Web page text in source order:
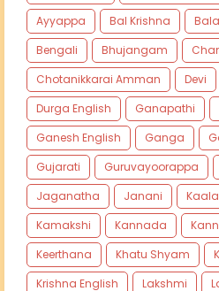
Ayyappa
Bal Krishna
Bengali
Bhujangam
Chotanikkarai Amman
Devi
Durga English
Ganapathi
Ganesh English
Ganga
Gujarati
Guruvayoorappa
Jaganatha
Janani
Kamakshi
Kannada
Keerthana
Khatu Shyam
Krishna English
Lakshmi